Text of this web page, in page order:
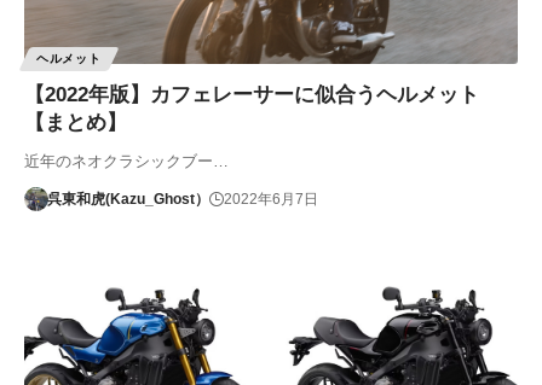
ヘルメット
【2022年版】カフェレーサーに似合うヘルメット
【まとめ】
近年のネオクラシックブー…
呉東和虎(Kazu_Ghost） 2022年6月7日